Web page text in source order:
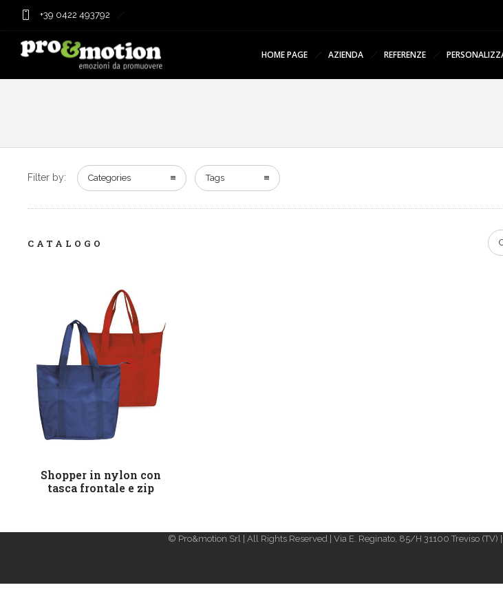
+39 0422 493792
HOME PAGE AZIENDA REFERENZE
Filter by: Categories Tags
CATALOGO
Leggi tutto
Shopper in nylon con
tasca frontale e zip
© Pro&motion Srl | All Rights Reserved | Via E. Reginato, 85/H 31100 Treviso